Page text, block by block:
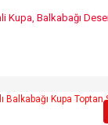
Kupa, Balkabağı